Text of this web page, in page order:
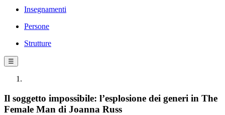
Insegnamenti
Persone
Strutture
☰
Il soggetto impossibile: l’esplosione dei generi in The
Female Man di Joanna Russ